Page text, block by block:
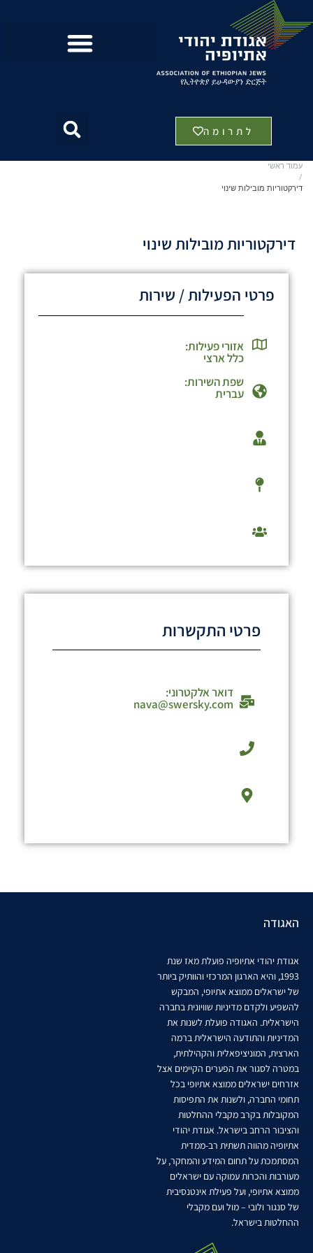
לתרומה
עמוד ראשי
/
דירקטוריות מובילות שינוי
דירקטוריות מובילות שינוי
פרטי הפעילות / שירות
אזורי פעילות:
כלל ארצי
שפת השירות:
עברית
פרטי התקשרות
דואר אלקטרוני:
nava@swersky.com
האגודה
אגודת יהודי אתיופיה פועלת מאז שנת
1993, והיא הארגון המרכזי והוותיק ביותר
של ישראלים ממוצא אתיופי, המבקש
להשפיע ולקדם מדיניות שוויונית בחברה
הישראלית. האגודה פועלת לשנות את
המדיניות והתודעה הישראלית ברמה
הארצית, המוניציפאלית והקהילתית,
במטרה לסגור את הפערים הקיימים אצל
אזרחים ישראלים ממוצא אתיופי בכל
תחומי החברה, ולשנות את התפיסות
המקובלות בקרב מקבלי ההחלטות
והציבור הרחב בישראל. אגודת יהודי
אתיופיה מהווה תשתית רב-ממדית
המסתמכת על תחום המידע והמחקר, על
מעורבות והכרות עמוקה עם ישראלים
ממוצא אתיופי, ועל פעילת אינטנסיבית
של סנגור ולובי – מול ועם מקבלי
ההחלטות בישראל.